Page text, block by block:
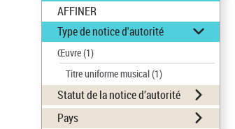
AFFINER
Type de notice d'autorité
Œuvre(1)
Titre uniforme musical(1)
Statut de la notice d’autorité
Pays